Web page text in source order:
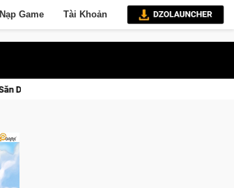
Nạp Game Tài Khoản